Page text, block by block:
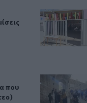
της γέφυρας
στην περιοχή
Διορισμοί
(βίντεο)
που κλέβει την
που